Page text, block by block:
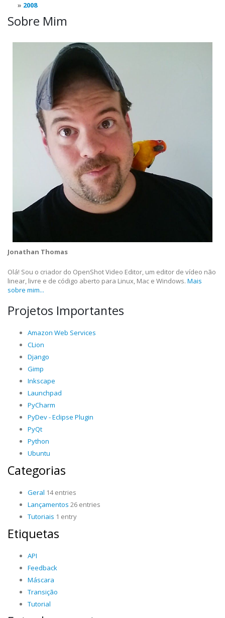
2008
Sobre Mim
Jonathan Thomas
Olá! Sou o criador do OpenShot Video Editor, um editor de vídeo não
linear, livre e de código aberto para Linux, Mac e Windows. Mais
sobre mim...
Projetos Importantes
Amazon Web Services
CLion
Django
Gimp
Inkscape
Launchpad
PyCharm
PyDev - Eclipse Plugin
PyQt
Python
Ubuntu
Categorias
Geral 14 entries
Lançamentos 26 entries
Tutoriais 1 entry
Etiquetas
API
Feedback
Máscara
Transição
Tutorial